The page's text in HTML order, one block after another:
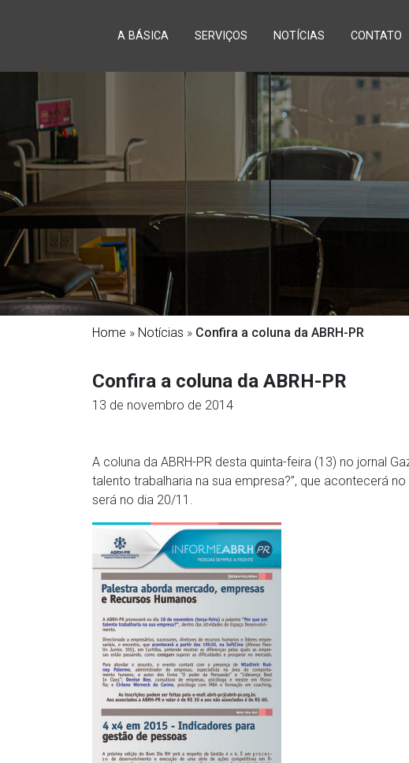
A BÁSICA SERVIÇOS NOTÍCIAS CONTATO
Home » Notícias » Confira a coluna da ABRH-PR
Confira a coluna da ABRH-PR
13 de novembro de 2014
A coluna da ABRH-PR desta quinta-feira (13) no jornal
talento trabalharia na sua empresa?”, que acontecerá
será no dia 20/11.